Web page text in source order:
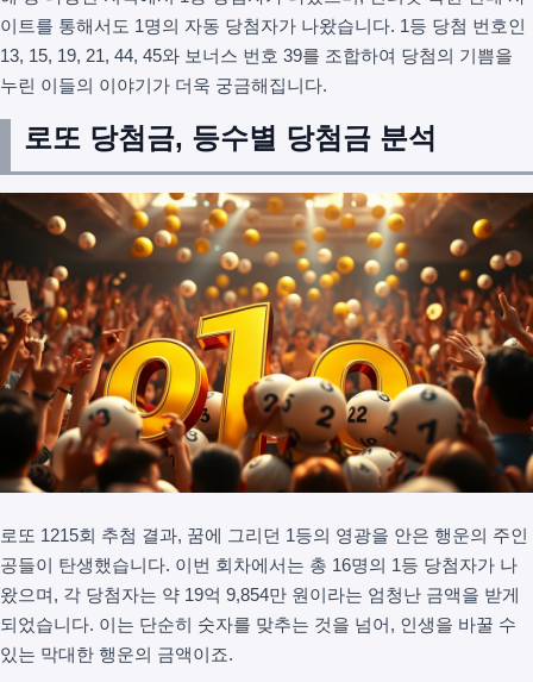
이트를 통해서도 1명의 자동 당첨자가 나왔습니다. 1등 당첨 번호인
13, 15, 19, 21, 44, 45와 보너스 번호 39를 조합하여 당첨의 기쁨을
누린 이들의 이야기가 더욱 궁금해집니다.
로또 당첨금, 등수별 당첨금 분석
로또 1215회 추첨 결과, 꿈에 그리던 1등의 영광을 안은 행운의 주인
공들이 탄생했습니다. 이번 회차에서는 총 16명의 1등 당첨자가 나
왔으며, 각 당첨자는 약 19억 9,854만 원이라는 엄청난 금액을 받게
되었습니다. 이는 단순히 숫자를 맞추는 것을 넘어, 인생을 바꿀 수
있는 막대한 행운의 금액이죠.